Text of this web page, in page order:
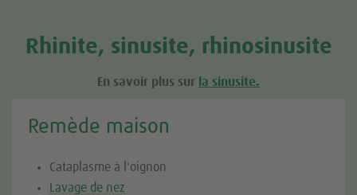
Rhinite, sinusite, rhinosinusite
En savoir plus sur la sinusite.
Remède maison
Cataplasme à l'oignon
Lavage de nez